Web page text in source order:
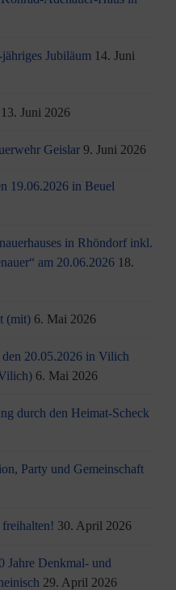
Jubiläum 14. Juni
13. Juni 2026
Geislar 9. Juni 2026
19.06.2026 in Beuel
in Rhöndorf inkl.
am 20.06.2026 18.
(mit) 6. Mai 2026
20.05.2026 in Vilich
6. Mai 2026
durch den Heimat-Scheck
Party und Gemeinschaft
30. April 2026
Jahre Denkmal- und
29. April 2026